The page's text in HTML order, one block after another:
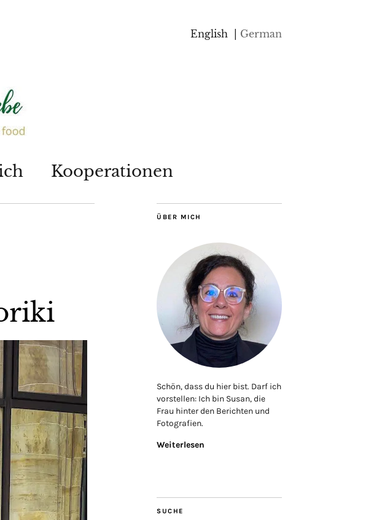
English German
Kooperationen
ÜBER MICH
Schön, dass du hier bist. Darf ich
vorstellen: Ich bin Susan, die
Frau hinter den Berichten und
Fotografien.
Weiterlesen
SUCHE